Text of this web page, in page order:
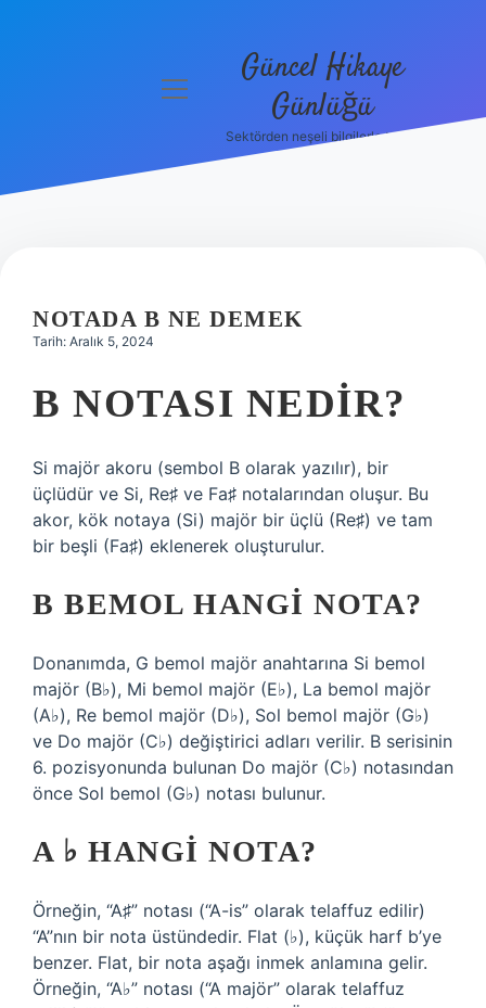
Hakkımızda
menüyü
Güncel Hikaye
Günlüğü
Sektörden neşeli bilgilerle tanış!
NOTADA B NE DEMEK
Tarih: Aralık 5, 2024
B NOTASI NEDIR?
Si majör akoru (sembol B olarak yazılır), bir
üçlüdür ve Si, Re♯ ve Fa♯ notalarından oluşur. Bu
akor, kök notaya (Si) majör bir üçlü (Re♯) ve tam
bir beşli (Fa♯) eklenerek oluşturulur.
B BEMOL HANGI NOTA?
Donanımda, G bemol majör anahtarına Si bemol
majör (B♭), Mi bemol majör (E♭), La bemol majör
(A♭), Re bemol majör (D♭), Sol bemol majör (G♭)
ve Do majör (C♭) değiştirici adları verilir. B serisinin
6. pozisyonunda bulunan Do majör (C♭) notasından
önce Sol bemol (G♭) notası bulunur.
A ♭ HANGI NOTA?
Örneğin, “A♯” notası (“A-is” olarak telaffuz edilir)
“A”nın bir nota üstündedir. Flat (♭), küçük harf b’ye
benzer. Flat, bir nota aşağı inmek anlamına gelir.
Örneğin, “A♭” notası (“A majör” olarak telaffuz